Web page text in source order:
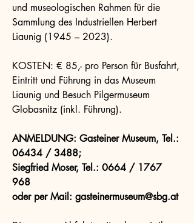
und museologischen Rahmen für die
Sammlung des Industriellen Herbert
Liaunig (1945 – 2023).
KOSTEN: € 85,- pro Person für Busfahrt,
Eintritt und Führung in das Museum
Liaunig und Besuch Pilgermuseum
Globasnitz (inkl. Führung).
ANMELDUNG: Gasteiner Museum, Tel.:
06434 / 3488;
Siegfried Moser, Tel.: 0664 / 1767
968
oder per Mail: gasteinermuseum@sbg.at